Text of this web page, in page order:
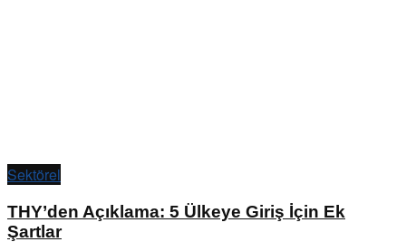
Sektörel
THY’den Açıklama: 5 Ülkeye Giriş İçin Ek
Şartlar